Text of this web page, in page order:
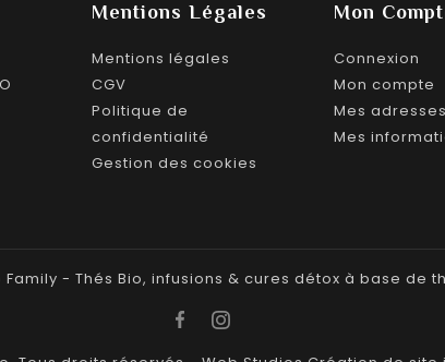
Mentions Légales
Mentions légales
CGV
Politique de
confidentialité
Gestion des cookies
Mon
Connexion
Mon compte
Mes adresses
Mes
Family - Thés Bio, infusions & cures détox à base de